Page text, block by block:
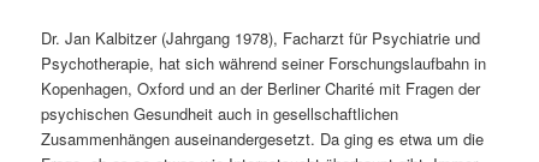
r
i
s
p
Dr. Jan Kalbitzer (Jahrgang 1978), Facharzt für Psychiatrie und
Psychotherapie, hat sich während seiner Forschungslaufbahn in
Kopenhagen, Oxford und an der Berliner Charité mit Fragen der
psychischen Gesundheit auch in gesellschaftlichen
Zusammenhängen auseinandergesetzt. Da ging es etwa um die